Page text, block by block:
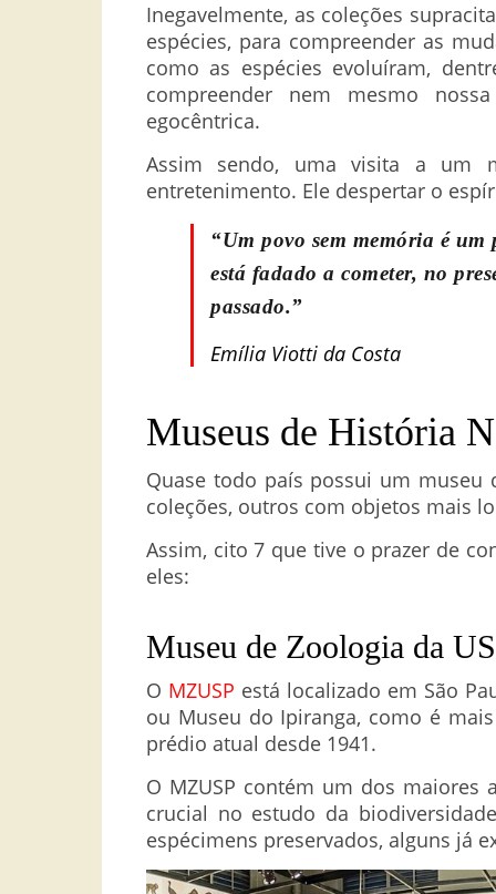
Inegavelmente, as coleções
espécies, para compreender as
como as espécies evoluíram,
compreender nem mesmo
egocêntrica.
Assim sendo, uma visita a um
entretenimento. Ele despertar o
“Um povo sem memória é
está fadado a cometer, no
passado.”
Emília Viotti da Costa
Museus de História
Quase todo país possui um museu
coleções, outros com objetos mais
Assim, cito 7 que tive o prazer de
eles:
Museu de Zoologia da
O MZUSP está localizado em São
ou Museu do Ipiranga, como é
prédio atual desde 1941.
O MZUSP contém um dos maiores
crucial no estudo da
espécimens preservados, alguns já